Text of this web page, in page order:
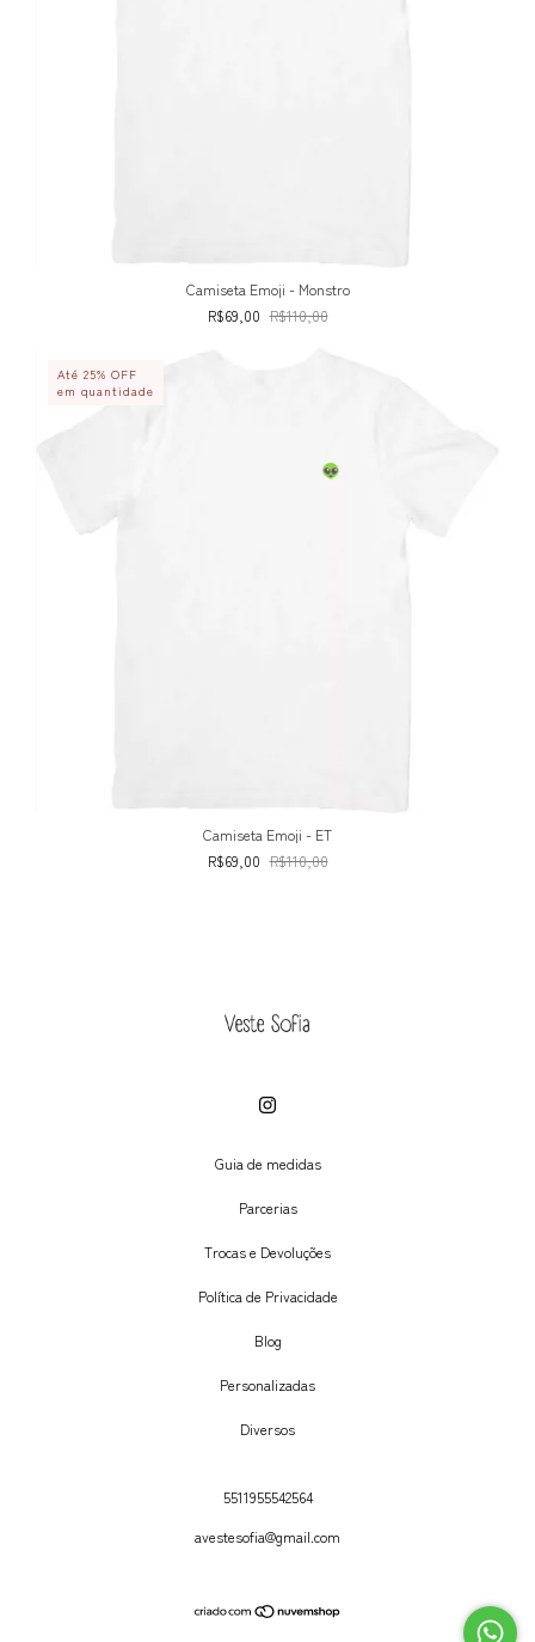
Camiseta Emoji - Monstro
R$69,00 R$110,00
Até 25% OFF
em quantidade
Camiseta Emoji - ET
R$69,00 R$110,00
Guia de medidas
Parcerias
Trocas e Devoluções
Política de Privacidade
Blog
Personalizadas
Diversos
5511955542564
avestesofia@gmail.com